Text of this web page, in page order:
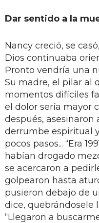
Dar sentido a la
Nancy creció, se
Dios continuaba
Pronto vendría una
Su madre, el pilar al
momentos difíciles
el dolor sería mayor
después, asesinaron
derrumbe espiritual
pocos pasos... “Era
habían drogado
se acercaron a
golpearon hasta
pusieron debajo de
dice, quebrándosele
“Llegaron a